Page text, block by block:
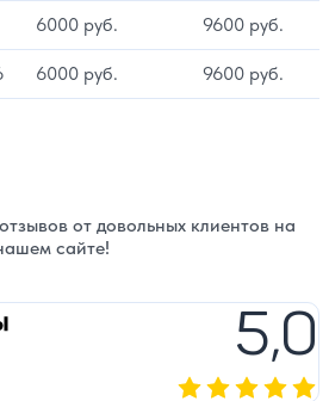
6000 руб. 9600 руб.
6000 руб. 9600 руб.
от довольных клиентов на
сайте!
5,0